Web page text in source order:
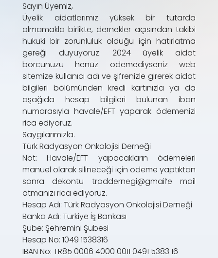
Sayın Üyemiz,
Üyelik aidatlarımız yüksek bir tutarda
olmamakla birlikte, dernekler açısından takibi
hukuki bir zorunluluk olduğu için hatırlatma
gereği duyuyoruz. 2024 üyelik aidat
borcunuzu henüz ödemediyseniz web
sitemize kullanıcı adı ve şifrenizle girerek aidat
bilgileri bölümünden kredi kartınızla ya da
aşağıda hesap bilgileri bulunan iban
numarasıyla havale/EFT yaparak ödemenizi
rica ediyoruz.
Saygılarımızla.
Türk Radyasyon Onkolojisi Derneği
Not: Havale/EFT yapacakların ödemeleri
manuel olarak silineceği için ödeme yaptıktan
sonra dekontu troddernegi@gmail’e mail
atmanızı rica ediyoruz.
Hesap Adı: Türk Radyasyon Onkolojisi Derneği
Banka Adı: Türkiye İş Bankası
Şube: Şehremini Şubesi
Hesap No: 1049 1538316
IBAN No: TR85 0006 4000 0011 0491 5383 16